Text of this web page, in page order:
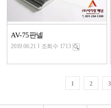
AV-75판넬
2019.06.21 조회수 1713
1 2 3